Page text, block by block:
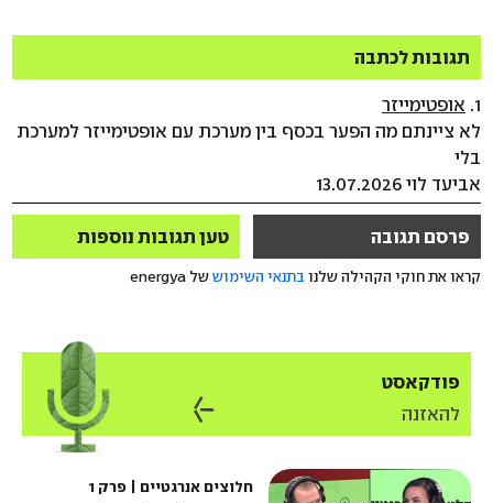
תגובות לכתבה
1. אופטימייזר
לא ציינתם מה הפער בכסף בין מערכת עם אופטימייזר למערכת
בלי
אביעד לוי 13.07.2026
פרסם תגובה טען תגובות נוספות
קראו את חוקי הקהילה שלנו בתנאי השימוששל energya
פודקאסט
להאזנה
חלוצים אנרגטיים | פרק 1